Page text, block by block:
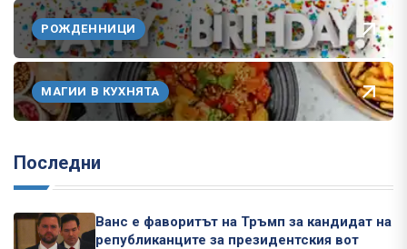
РОЖДЕННИЦИ
МАГИИ В КУХНЯТА
Последни
Ванс е фаворитът на Тръмп за кандидат на
републиканците за президентския вот